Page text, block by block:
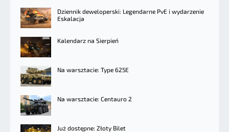
Dziennik deweloperski: Legendarne PvE i wydarzenie
Eskalacja
Kalendarz na Sierpień
Na warsztacie: Type 625E
Na warsztacie: Centauro 2
Już dostępne: Złoty Bilet